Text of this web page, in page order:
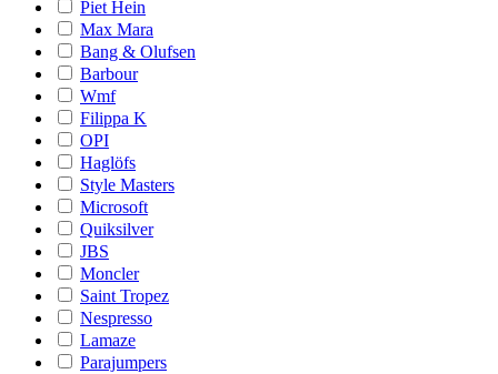
Piet Hein
Max Mara
Bang & Olufsen
Barbour
Wmf
Filippa K
OPI
Haglöfs
Style Masters
Microsoft
Quiksilver
JBS
Moncler
Saint Tropez
Nespresso
Lamaze
Parajumpers